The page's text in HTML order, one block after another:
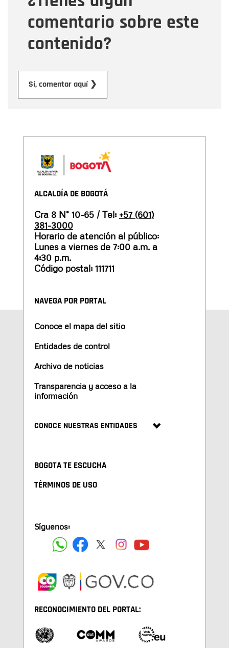
comentario sobre este
contenido?
Sí, comentar aquí ❯
ALCALDÍA DE BOGOTÁ
Cra 8 N° 10-65 / Tel: +57 (601)
381-3000
Horario de atención al público:
Lunes a viernes de 7:00 a.m. a
4:30 p.m.
Código postal: 111711
NAVEGA POR PORTAL
Conoce el mapa del sitio
Entidades de control
Archivo de noticias
Transparencia y acceso a la
información
CONOCE NUESTRAS ENTIDADES
BOGOTA TE ESCUCHA
TÉRMINOS DE USO
Síguenos:
RECONOCIMIENTO DEL PORTAL: